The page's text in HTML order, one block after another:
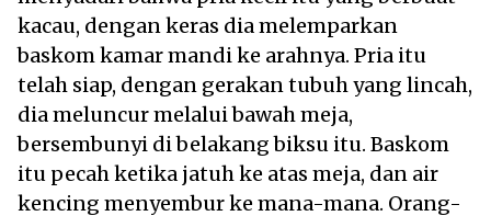
kacau, dengan keras dia melemparkan
baskom kamar mandi ke arahnya. Pria itu
telah siap, dengan gerakan tubuh yang lincah,
dia meluncur melalui bawah meja,
bersembunyi di belakang biksu itu. Baskom
itu pecah ketika jatuh ke atas meja, dan air
kencing menyembur ke mana-mana. Orang-